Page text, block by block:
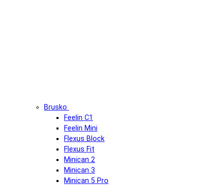
Brusko
Feelin C1
Feelin Mini
Flexus Block
Flexus Fit
Minican 2
Minican 3
Minican 5 Pro